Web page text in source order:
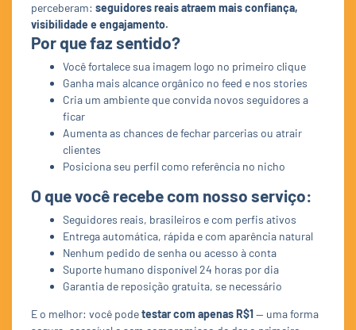
perceberam: seguidores reais atraem mais confiança,
visibilidade e engajamento.
Por que faz sentido?
Você fortalece sua imagem logo no primeiro clique
Ganha mais alcance orgânico no feed e nos stories
Cria um ambiente que convida novos seguidores a
ficar
Aumenta as chances de fechar parcerias ou atrair
clientes
Posiciona seu perfil como referência no nicho
O que você recebe com nosso serviço:
Seguidores reais, brasileiros e com perfis ativos
Entrega automática, rápida e com aparência natural
Nenhum pedido de senha ou acesso à conta
Suporte humano disponível 24 horas por dia
Garantia de reposição gratuita, se necessário
E o melhor: você podetestar com apenas R$1— uma forma